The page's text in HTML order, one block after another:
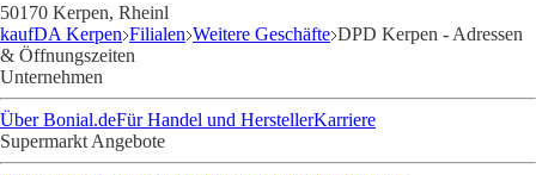
50170 Kerpen, Rheinl
kaufDA Kerpen Filialen Weitere Geschäfte DPD Kerpen - Adressen
& Öffnungszeiten
Unternehmen
Über Bonial.deFür Handel und HerstellerKarriere
Supermarkt Angebote